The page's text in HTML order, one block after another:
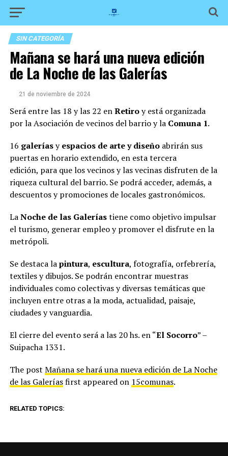
SIN CATEGORÍA
Mañana se hará una nueva edición
de La Noche de las Galerías
21 de noviembre de 2024
Será entre las 18 y las 22 enRetiroy está organizada
por la Asociación de vecinos del barrio y la Comuna 1.
16 galeríasyespacios de arte y diseño abrirán sus
puertas en horario extendido, en esta tercera
edición, para que los vecinos y las vecinas disfruten de la
riqueza cultural del barrio. Se podrá acceder, además, a
descuentos y promociones de locales gastronómicos.
LaNoche de las Galeríastiene como objetivo impulsar
el turismo, generar empleo y promover el disfrute en la
metrópoli.
Se destaca lapintura, escultura, fotografía, orfebrería,
textiles y dibujos. Se podrán encontrar muestras
individuales como colectivas y diversas temáticas que
incluyen entre otras a la moda, actualidad, paisaje,
ciudades y vanguardia.
El cierre del evento será a las 20 hs. en “El Socorro” –
Suipacha 1331.
The post Mañana se hará una nueva edición de La Noche
de las Galeríasfirst appeared on 15comunas.
RELATED TOPICS: